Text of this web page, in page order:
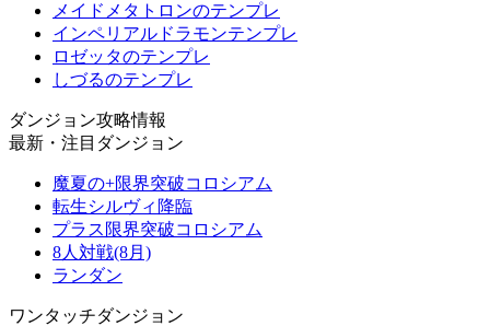
メイドメタトロンのテンプレ
インペリアルドラモンテンプレ
ロゼッタのテンプレ
しづるのテンプレ
ダンジョン攻略情報
最新・注目ダンジョン
魔夏の+限界突破コロシアム
転生シルヴィ降臨
プラス限界突破コロシアム
8人対戦(8月)
ランダン
ワンタッチダンジョン